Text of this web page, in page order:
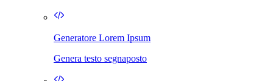
Generatore Lorem Ipsum
Genera testo segnaposto